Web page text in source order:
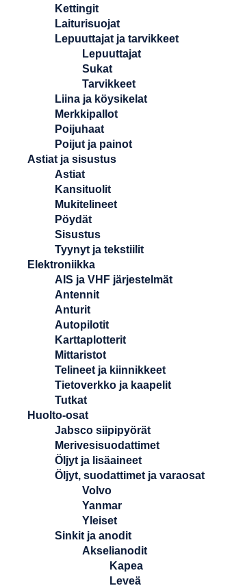
Kettingit
Laiturisuojat
Lepuuttajat ja tarvikkeet
Lepuuttajat
Sukat
Tarvikkeet
Liina ja köysikelat
Merkkipallot
Poijuhaat
Poijut ja painot
Astiat ja sisustus
Astiat
Kansituolit
Mukitelineet
Pöydät
Sisustus
Tyynyt ja tekstiilit
Elektroniikka
AIS ja VHF järjestelmät
Antennit
Anturit
Autopilotit
Karttaplotterit
Mittaristot
Telineet ja kiinnikkeet
Tietoverkko ja kaapelit
Tutkat
Huolto-osat
Jabsco siipipyörät
Merivesisuodattimet
Öljyt ja lisäaineet
Öljyt, suodattimet ja varaosat
Volvo
Yanmar
Yleiset
Sinkit ja anodit
Akselianodit
Kapea
Leveä